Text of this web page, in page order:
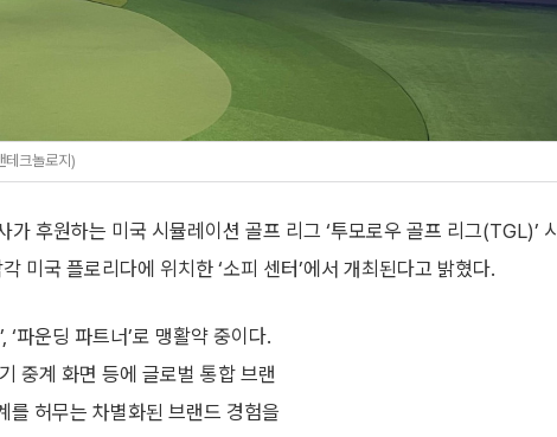
앤테크놀로지)
후원하는 미국 시뮬레이션 골프 리그 ‘투모로우 골프 리그(TGL)’ 시
미국 플로리다에 위치한 ‘소피 센터’에서 개최된다고 밝혔다.
파운딩 파트너’로 맹활약 중이다.
중계 화면 등에 글로벌 통합 브랜
를 허무는 차별화된 브랜드 경험을